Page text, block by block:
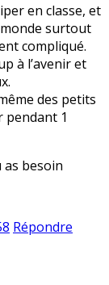
en classe, et
surtout
compliqué.
à l’avenir et
des petits
pendant 1
as besoin
Répondre